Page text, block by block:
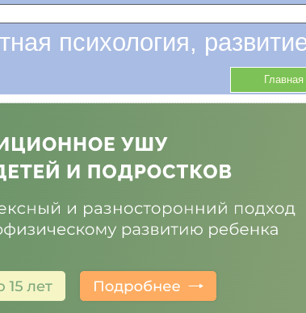
психология,
Главная